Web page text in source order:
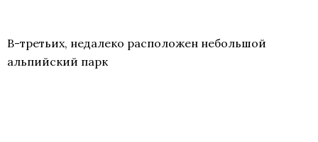
В-третьих, недалеко расположен небольшой
альпийский парк